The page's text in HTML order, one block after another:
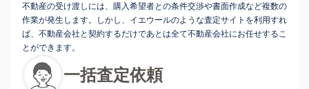
不動産の受け渡しには、購入希望者との条件交渉や書面作成など複数の
作業が発生します。しかし、イエウールのような査定サイトを利用すれ
ば、不動産会社と契約するだけであとは全て不動産会社にお任せするこ
とができます。
一括査定依頼